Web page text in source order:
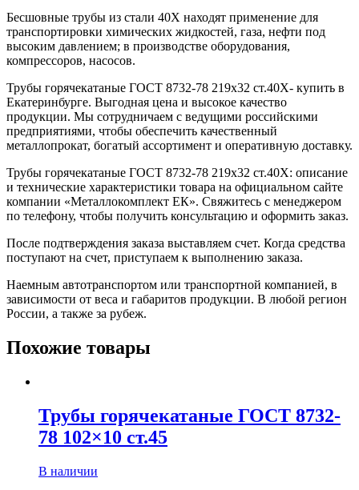
Бесшовные трубы из стали 40Х находят применение для
транспортировки химических жидкостей, газа, нефти под
высоким давлением; в производстве оборудования,
компрессоров, насосов.
Трубы горячекатаные ГОСТ 8732-78 219x32 ст.40Х- купить в
Екатеринбурге. Выгодная цена и высокое качество
продукции. Мы сотрудничаем с ведущими российскими
предприятиями, чтобы обеспечить качественный
металлопрокат, богатый ассортимент и оперативную доставку.
Трубы горячекатаные ГОСТ 8732-78 219x32 ст.40Х: описание
и технические характеристики товара на официальном сайте
компании «Металлокомплект ЕК». Свяжитесь с менеджером
по телефону, чтобы получить консультацию и оформить заказ.
После подтверждения заказа выставляем счет. Когда средства
поступают на счет, приступаем к выполнению заказа.
Наемным автотранспортом или транспортной компанией, в
зависимости от веса и габаритов продукции. В любой регион
России, а также за рубеж.
Похожие товары
Трубы горячекатаные ГОСТ 8732-
78 102×10 ст.45
В наличии